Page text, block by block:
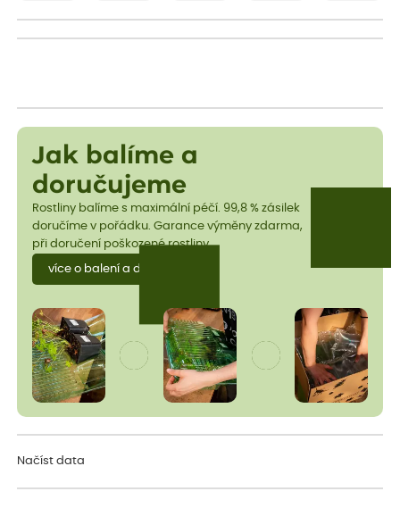
Jak balíme a
doručujeme
Rostliny balíme s maximální péčí. 99,8 % zásilek
doručíme v pořádku. Garance výměny zdarma,
při doručení poškozené rostliny.
více o balení a dopravě
Načíst data